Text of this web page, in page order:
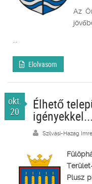
Az
...
Elolvasom
okt.
20
Élhető
igényekkel...
Szilvási-Hazag Imre
Plusz